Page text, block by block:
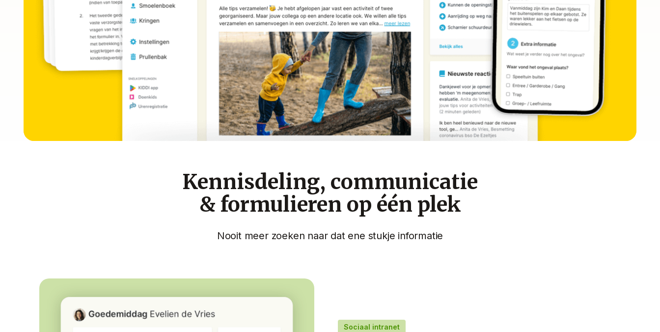
Kennisdeling, communicatie
& formulieren op één plek
Nooit meer zoeken naar dat ene stukje informatie
Sociaal intranet